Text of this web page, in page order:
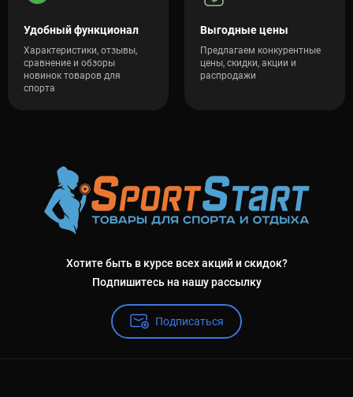
Удобный функционал
Характеристики, отзывы,
сравнение и обзоры
новинок товаров для
спорта
Выгодные цены
Предлагаем конкурентные
цены, скидки, акции и
распродажи
Хотите быть в курсе всех акций и скидок?
Подпишитесь на нашу рассылку
Подписаться